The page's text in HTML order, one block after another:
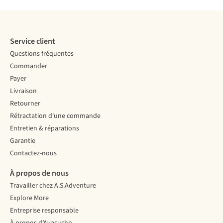
Service client
Questions fréquentes
Commander
Payer
Livraison
Retourner
Rétractation d'une commande
Entretien & réparations
Garantie
Contactez-nous
À propos de nous
Travailler chez A.S.Adventure
Explore More
Entreprise responsable